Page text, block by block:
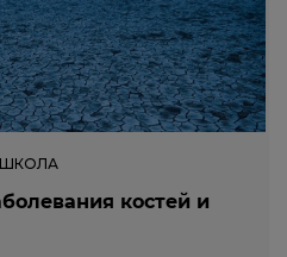
ШКОЛА
костей и